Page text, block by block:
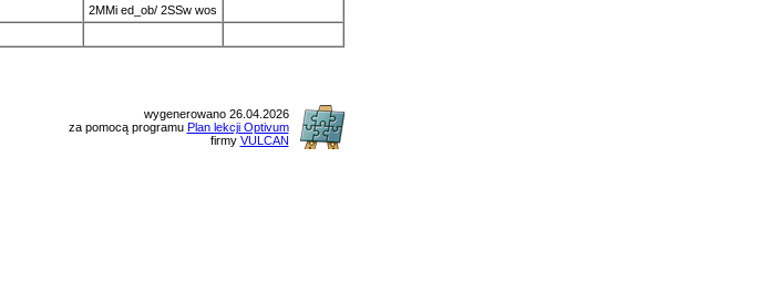
2MMi ed_ob/ 2SSw wos
wygenerowano 26.04.2026
za pomocą programu Plan lekcji Optivum
firmy VULCAN